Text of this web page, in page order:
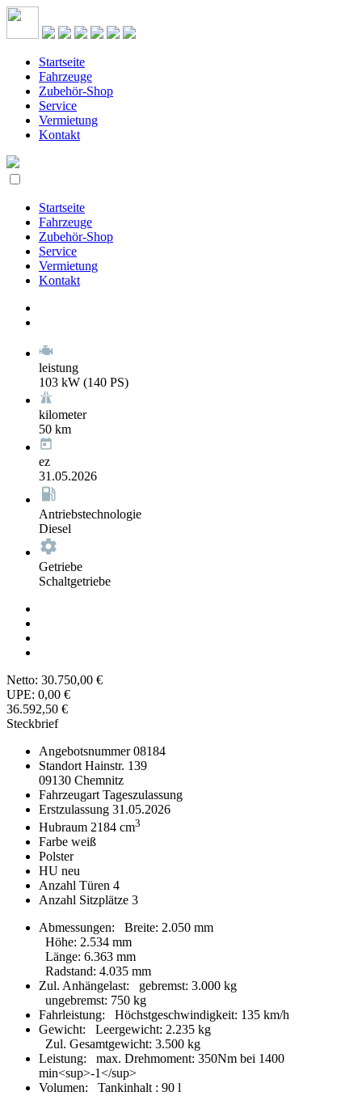
Startseite
Fahrzeuge
Zubehör-Shop
Service
Vermietung
Kontakt
Startseite
Fahrzeuge
Zubehör-Shop
Service
Vermietung
Kontakt
leistung
103 kW (140 PS)
kilometer
50 km
ez
31.05.2026
Antriebstechnologie
Diesel
Getriebe
Schaltgetriebe
Netto: 30.750,00 €
UPE: 0,00 €
36.592,50 €
Steckbrief
Angebotsnummer08184
Standort Hainstr. 139
09130 Chemnitz
Fahrzeugart Tageszulassung
Erstzulassung 31.05.2026
Hubraum 2184 cm3
Farbe weiß
Polster
HU neu
Anzahl Türen 4
Anzahl Sitzplätze 3
Abmessungen:
Breite: 2.050 mm
Höhe: 2.534 mm
Länge: 6.363 mm
Radstand: 4.035 mm
Zul. Anhängelast:
gebremst: 3.000 kg
ungebremst: 750 kg
Fahrleistung:
Höchstgeschwindigkeit: 135 km/h
Gewicht:
Leergewicht: 2.235 kg
Zul. Gesamtgewicht: 3.500 kg
Leistung:
max. Drehmoment: 350Nm bei 1400
min<sup>-1</sup>
Volumen:
Tankinhalt : 90 l